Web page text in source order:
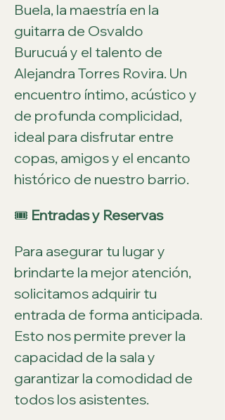
Buela, la maestría en la
guitarra de Osvaldo
Burucuá y el talento de
Alejandra Torres Rovira. Un
encuentro íntimo, acústico y
de profunda complicidad,
ideal para disfrutar entre
copas, amigos y el encanto
histórico de nuestro barrio.
🎟️ Entradas y Reservas
Para asegurar tu lugar y
brindarte la mejor atención,
solicitamos adquirir tu
entrada de forma anticipada.
Esto nos permite prever la
capacidad de la sala y
garantizar la comodidad de
todos los asistentes.